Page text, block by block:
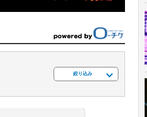
絞り込み